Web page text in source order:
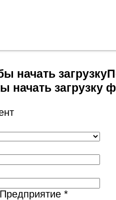
начать загрузку
*